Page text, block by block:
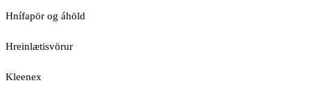
Hnífapör og áhöld
Hreinlætisvörur
Kleenex